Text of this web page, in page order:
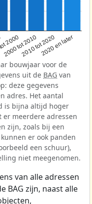
2000
2000 tot 20102010 tot 20202020 en later
bouwjaar voor de
uit de BAG van
deze gegevens
adres. Het aantal
is bijna altijd hoger
meerdere adressen
zijn, zoals bij een
er ook panden
een schuur),
niet meegenomen.
van alle adressen
BAG zijn, naast alle